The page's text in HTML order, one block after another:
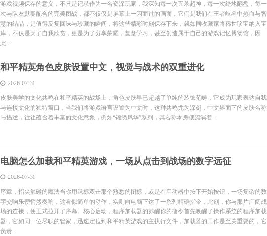
游戏视频保存的意义，不只是记录作为一名资深玩家，我深知每一次五杀超神，每一次绝地翻盘，每一
次与队友默契配合的完美团战，都不仅仅是屏幕上一闪而过的画面，它们是我们在王者峡谷中热血与智
慧的结晶，是值得反复回味与珍藏的瞬间，将这些精彩时刻保存下来，就如同收藏家将稀世珍宝纳入宝
库，不仅是为了自我欣赏，更是为了分享荣耀，复盘学习，甚至创造属于自己的游戏记忆博物馆，因
此...
和平精英角色皮肤设置中文，视觉与战术的双重进化
2026-07-31
皮肤美学的文化共鸣在和平精英的战场上，角色皮肤早已超越了单纯的装饰范畴，它成为玩家表达自我
与连接文化的独特窗口，当我们将游戏语言设置为中文时，这种共鸣尤为深刻，中文界面下的皮肤名称
与描述，往往蕴含着丰富的文化意象，例如“锦绣风华”系列，其名称本身便流淌着...
电脑怎么加载和平精英游戏，一场从点击到战场的数字远征
2026-07-31
序章，指尖触碰的魔法当你用鼠标双击那个熟悉的图标，或是在启动器中按下开始按钮，一场复杂的数
字交响乐便悄然奏响，这看似简单的动作，实则向电脑下达了一系列精确指令，此刻，你与那片广阔战
场的连接，便正式拉开了序幕。核心启动，程序加载器的苏醒你的指令首先唤醒了操作系统的程序加载
器，它如同一位尽职的管家，迅速定位到和平精英游戏的主执行文件，加载器的工作是至关重要的，它
负责...